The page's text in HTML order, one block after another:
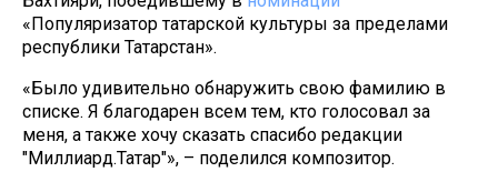
«Популяризатор татарской культуры за пределами
республики Татарстан».
«Было удивительно обнаружить свою фамилию в
списке. Я благодарен всем тем, кто голосовал за
меня, а также хочу сказать спасибо редакции
"Миллиард.Татар"», – поделился композитор.